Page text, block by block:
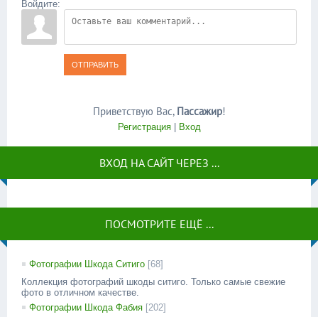
Войдите:
ОТПРАВИТЬ
Приветствую Вас, Пассажир!
Регистрация| Вход
ВХОД НА САЙТ ЧЕРЕЗ ...
ПОСМОТРИТЕ ЕЩЁ ...
Фотографии Шкода Ситиго [68]
Коллекция фотографий шкоды ситиго. Только самые свежие
фото в отличном качестве.
Фотографии Шкода Фабия [202]